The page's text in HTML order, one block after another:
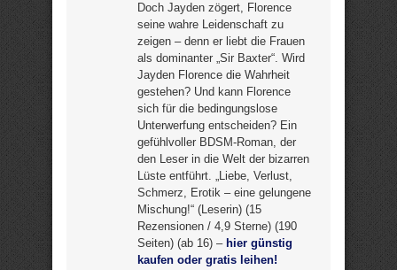
Doch Jayden zögert, Florence
seine wahre Leidenschaft zu
zeigen – denn er liebt die Frauen
als dominanter „Sir Baxter“. Wird
Jayden Florence die Wahrheit
gestehen? Und kann Florence
sich für die bedingungslose
Unterwerfung entscheiden? Ein
gefühlvoller BDSM-Roman, der
den Leser in die Welt der bizarren
Lüste entführt. „Liebe, Verlust,
Schmerz, Erotik – eine gelungene
Mischung!“ (Leserin) (15
Rezensionen / 4,9 Sterne) (190
Seiten) (ab 16) – hier günstig
kaufen oder gratis leihen!